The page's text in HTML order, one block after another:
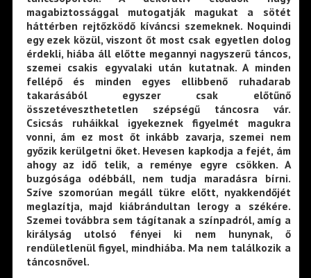
magabiztossággal mutogatják magukat a sötét
háttérben rejtőzködő kíváncsi szemeknek. Noquindi
egy ezek közül, viszont őt most csak egyetlen dolog
érdekli, hiába áll előtte megannyi nagyszerű táncos,
szemei csakis egyvalaki után kutatnak. A minden
fellépő és minden egyes ellibbenő ruhadarab
takarásából egyszer csak előtűnő
összetéveszthetetlen szépségű táncosra vár.
Csicsás ruháikkal igyekeznek figyelmét magukra
vonni, ám ez most őt inkább zavarja, szemei nem
győzik kerülgetni őket. Hevesen kapkodja a fejét, ám
ahogy az idő telik, a reménye egyre csökken. A
buzgósága odébbáll, nem tudja maradásra bírni.
Szíve szomorúan megáll tükre előtt, nyakkendőjét
meglazítja, majd kiábrándultan lerogy a székére.
Szemei továbbra sem tágítanak a színpadról, amíg a
királyság utolsó fényei ki nem hunynak, ő
rendületlenül figyel, mindhiába. Ma nem találkozik a
táncosnővel.